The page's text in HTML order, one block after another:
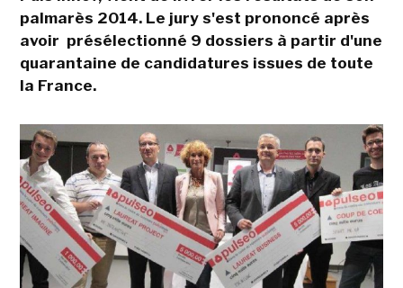
palmarès 2014. Le jury s'est prononcé après
avoir présélectionné 9 dossiers à partir d'une
quarantaine de candidatures issues de toute
la France.